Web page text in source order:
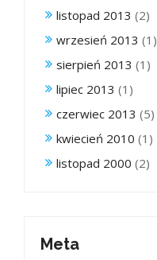
listopad 2013 (2)
wrzesień 2013 (1)
sierpień 2013 (1)
lipiec 2013 (1)
czerwiec 2013 (5)
kwiecień 2010 (1)
listopad 2000 (2)
Meta